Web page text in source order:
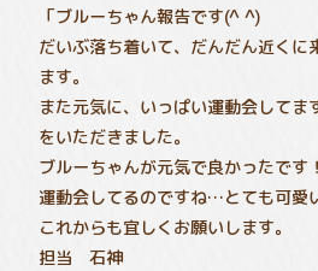
「ブルーちゃん報告です(^ ^)
だいぶ落ち着いて、だんだん近くに
ます。
また元気に、いっぱい運動会して
をいただきました。
ブルーちゃんが元気で良かったです
運動会してるのですね…とても可
これからも宜しくお願いします。
担当 石神